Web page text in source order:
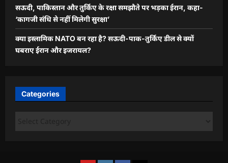
सऊदी, पाकिस्तान और तुर्किए के रक्षा समझौते पर भड़का ईरान, कहा-
‘कागजी संधि से नहीं मिलेगी सुरक्षा’
क्या इस्लामिक NATO बन रहा है? सऊदी-पाक-तुर्किए डील से क्यों
घबराए ईरान और इजरायल?
Categories